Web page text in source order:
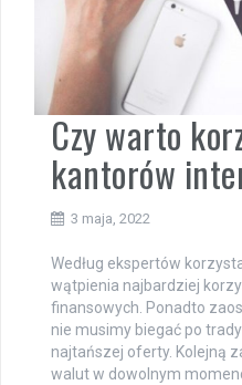
Czy warto
kantorów
3 maja, 2022
Według ekspertów
wątpienia najbardziej
finansowych. Ponadto
nie musimy biegać po
najtańszej oferty. Kolejną
walut w dowolnym